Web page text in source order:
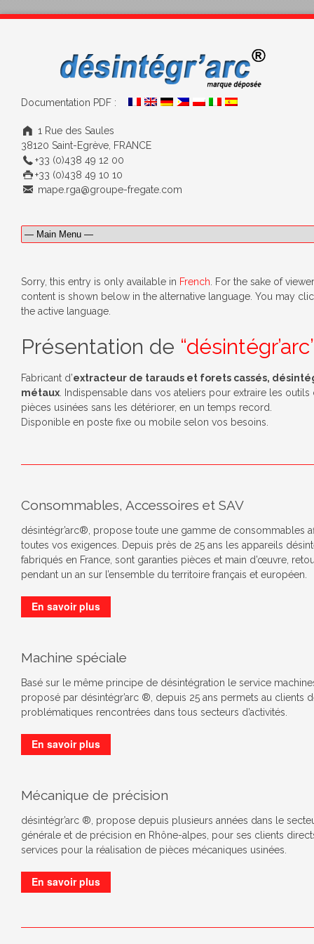
Documentation PDF :
1 Rue des Saules
38120 Saint-Egrève, FRANCE
+33 (0)438 49 12 00
+33 (0)438 49 10 10
mape.rga@groupe-fregate.com
Sorry, this entry is only available in French . For the sake of
content is shown below in the alternative language. You may
the active language.
Présentation de “
Fabricant d’extracteur de tarauds et forets cassés,
métaux . Indispensable dans vos ateliers pour extraire les outils
pièces usinées sans les détériorer, en un temps record.
Disponible en poste fixe ou mobile selon vos besoins.
Consommables, Accessoires et SAV
désintégr’arc®, propose toute une gamme de consommables
toutes vos exigences. Depuis près de 25 ans les appareils
fabriqués en France, sont garanties pièces et main d’œuvre,
pendant un an sur l’ensemble du territoire français et européen.
En savoir plus
Machine spéciale
Basé sur le même principe de désintégration le service
proposé par désintégr’arc ®, depuis 25 ans permets au clients
problématiques rencontrées dans tous secteurs d’activités.
En savoir plus
Mécanique de précision
désintégr’arc ®, propose depuis plusieurs années dans le
générale et de précision en Rhône-alpes, pour ses clients
services pour la réalisation de pièces mécaniques usinées.
En savoir plus